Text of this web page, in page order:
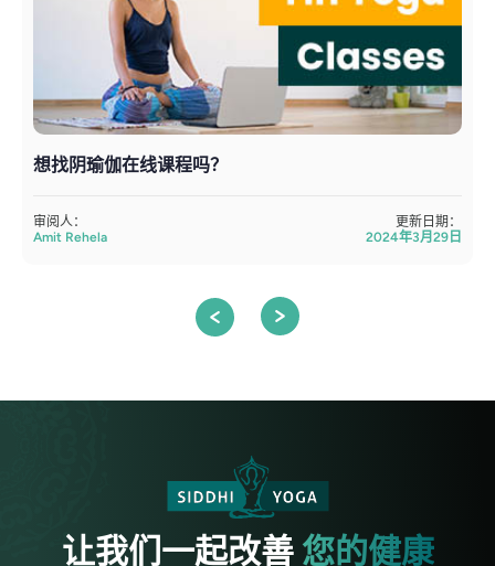
想找阴瑜伽在线课程吗？
审阅人：
Amit Rehela
更新日期：
2024年3月29日
让我们一起改善 您的健康